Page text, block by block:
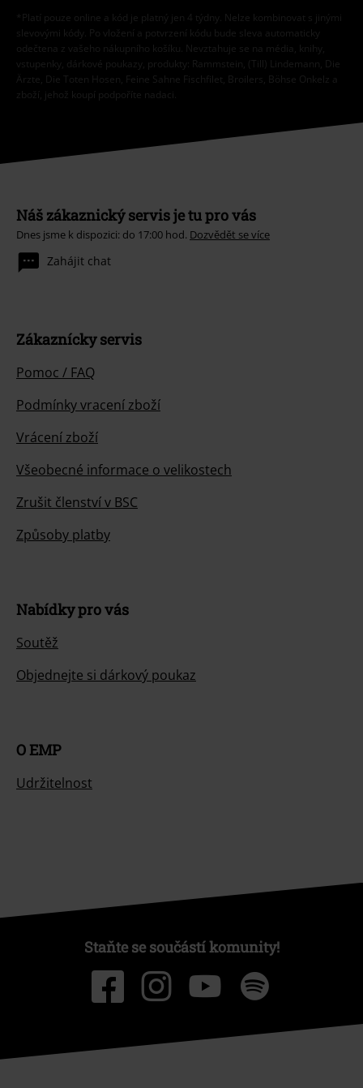
*Platí pouze online a kód je platný jen 4 týdny. Nelze kombinovat s jinými
slevovými kódy. Po vložení a potvrzení kódu bude sleva automaticky
odečtena z vašeho nákupního košíku. Nevztahuje se na média, knihy,
vstupenky, dárkové poukazy, produkty: Rammstein, (Till) Lindemann, Die
Ärzte, Die Toten Hosen, Feine Sahne Fischfilet, Broilers, Böhse Onkelz a
zboží, jehož koupí podpoříte nadaci.
Náš zákaznický servis je tu pro vás
Dnes jsme k dispozici: do 17:00 hod. Dozvědět se více
Zahájit chat
Zákaznícky servis
Pomoc / FAQ
Podmínky vracení zboží
Vrácení zboží
Všeobecné informace o velikostech
Zrušit členství v BSC
Způsoby platby
Nabídky pro vás
Soutěž
Objednejte si dárkový poukaz
O EMP
Udržitelnost
Staňte se součástí komunity!